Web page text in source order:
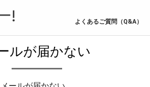
よくあるご質問（Q&A）
ルが届かない